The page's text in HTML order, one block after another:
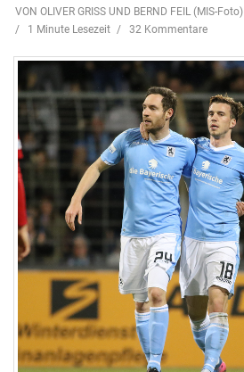
VON OLIVER GRISS UND BERND FEIL (MIS-Foto)
1 Minute Lesezeit
32 Kommentare